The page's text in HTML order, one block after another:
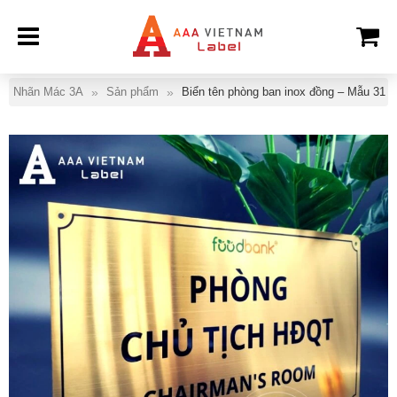
Nhãn Mác 3A Sản phẩm Biển tên phòng ban inox đồng – Mẫu 31